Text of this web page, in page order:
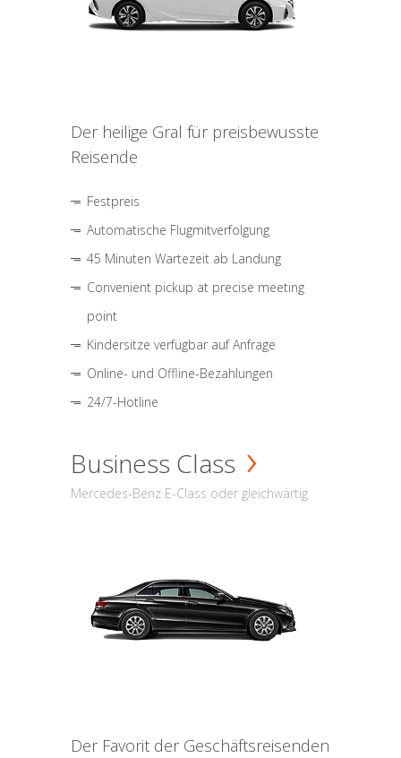
Der heilige Gral für preisbewusste
Reisende
Festpreis
Automatische Flugmitverfolgung
45 Minuten Wartezeit ab Landung
Convenient pickup at precise meeting
point
Kindersitze verfügbar auf Anfrage
Online- und Offline-Bezahlungen
24/7-Hotline
Business Class
Mercedes-Benz E-Class oder gleichwärtig
Der Favorit der Geschäftsreisenden